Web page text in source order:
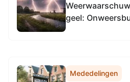
geel:
Mededelingen